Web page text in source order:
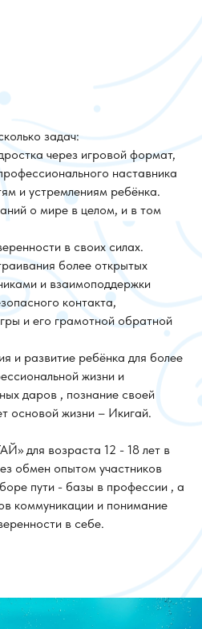
задач:
через игровой формат,
наставника
и устремлениям ребёнка.
о мире в целом, и в том
в своих силах.
более открытых
и взаимоподдержки
контакта,
и его грамотной обратной
и развитие ребёнка для более
жизни и
даров , познание своей
основой жизни – Икигай.
для возраста 12 - 18 лет в
обмен опытом участников
пути - базы в профессии , а
коммуникации и понимание
в себе.